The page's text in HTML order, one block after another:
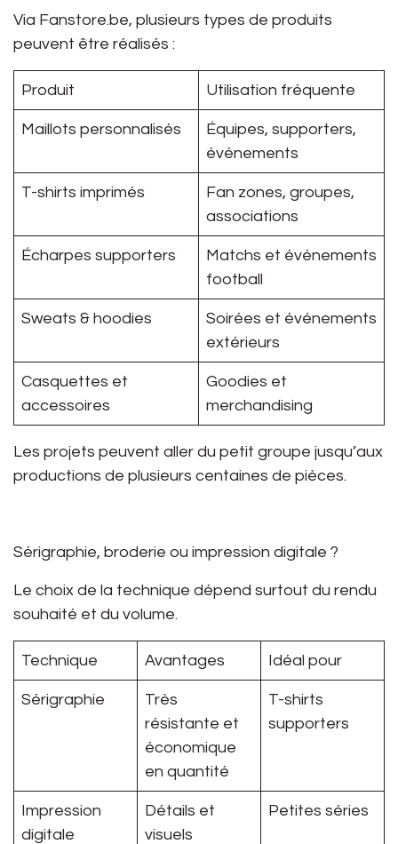
Via Fanstore.be, plusieurs types de produits
peuvent être réalisés :
Produit Utilisation fréquente
Maillots personnalisés
Équipes, supporters,
événements
T-shirts imprimés
Fan zones, groupes,
associations
Écharpes supporters
Matchs et événements
football
Sweats & hoodies
Soirées et événements
extérieurs
Casquettes et
accessoires
Goodies et
merchandising
Les projets peuvent aller du petit groupe jusqu’aux
productions de plusieurs centaines de pièces.
Sérigraphie, broderie ou impression digitale ?
Le choix de la technique dépend surtout du rendu
souhaité et du volume.
Technique Avantages Idéal pour
Sérigraphie
Très
résistante et
économique
en quantité
T-shirts
supporters
Impression
digitale
Détails et
visuels
Petites séries